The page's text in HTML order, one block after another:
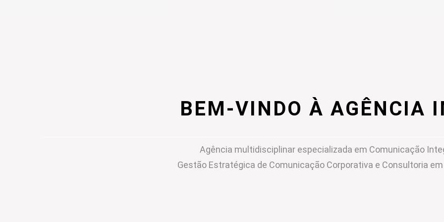
BEM-VINDO À AGÊNCIA
Agência multidisciplinar especializada em Comunicação
Gestão Estratégica de Comunicação Corporativa e Consultoria